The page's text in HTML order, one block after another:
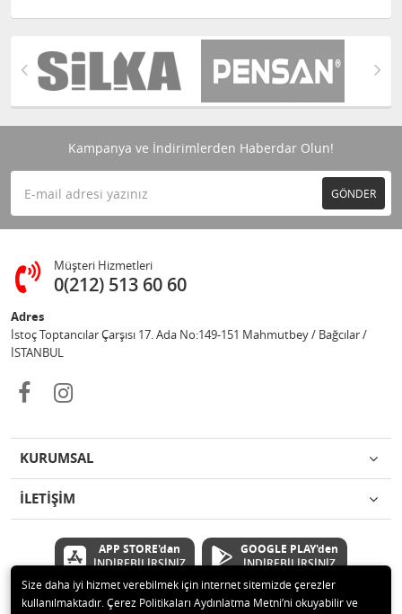
Kampanya ve İndirimlerden Haberdar Olun!
GÖNDER
Müşteri Hizmetleri
0(212) 513 60 60
Adres
İstoç Toptancılar Çarşısı 17. Ada No:149-151 Mahmutbey / Bağcılar /
İSTANBUL
KURUMSAL
İLETİŞİM
APP STORE'dan
İNDİREBİLİRSİNİZ
GOOGLE PLAY'den
İNDİREBİLİRSİNİZ
Size daha iyi hizmet verebilmek için internet sitemizde çerezler
kullanılmaktadır. Çerez Politikaları Aydınlatma Metni’ni okuyabilir ve